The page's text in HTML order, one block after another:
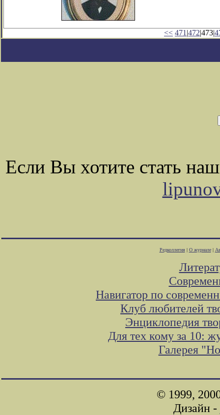
<< 471 |472|473|
Если Вы хотите стать
Редколлегия| О журнале|
Навигатор по
Клуб любителей
Энциклопедия
Для тех кому за 10:
Галерея
© 1999,
Дизайн -